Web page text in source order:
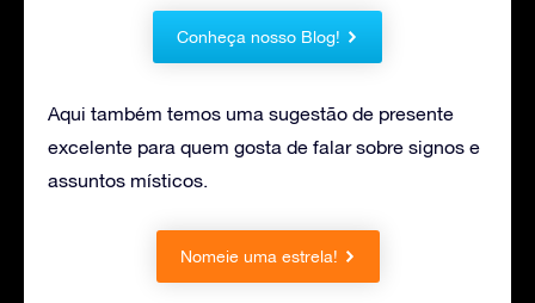
Conheça nosso Blog!
Aqui também temos uma sugestão de presente
excelente para quem gosta de falar sobre signos e
assuntos místicos.
Nomeie uma estrela!